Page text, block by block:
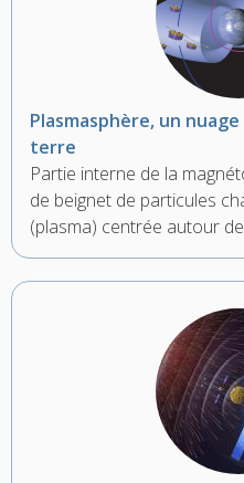
Plasmasphère, un
terre
Partie interne de la
de beignet de particules
(plasma) centrée autour